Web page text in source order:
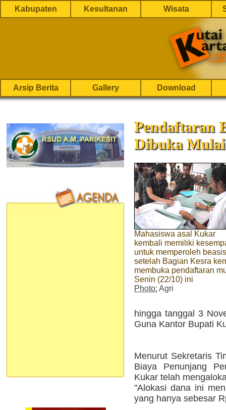
Kabupaten Kesultanan Wisata
Arsip Berita Gallery Download
Pendaftaran
Dibuka
Mahasiswa asal Kukar
kembali memiliki
untuk memperoleh
setelah Bagian Kesra
membuka pendaftaran
Senin (22/10) ini
Photo: Agri
hingga tanggal 3
Guna Kantor Bupati
Menurut Sekretaris
Biaya Penunjang
Kukar telah
"Alokasi dana ini
yang hanya sebesar